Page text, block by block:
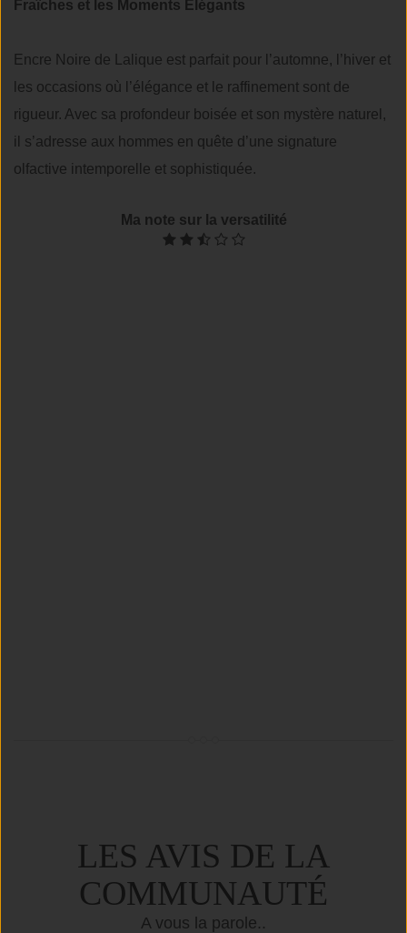
Fraîches et les Moments Élégants
Encre Noire de Lalique est parfait pour l’automne, l’hiver et
les occasions où l’élégance et le raffinement sont de
rigueur. Avec sa profondeur boisée et son mystère naturel,
il s’adresse aux hommes en quête d’une signature
olfactive intemporelle et sophistiquée.
Ma note sur la versatilité
LES AVIS DE LA
COMMUNAUTÉ
A vous la parole..